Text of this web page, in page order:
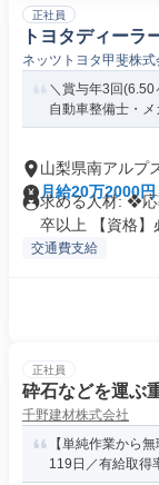
正社員
トヨタディーラ
ネッツトヨタ甲斐株式
＼賞与年3回(6.50
自動車整備士・メ
山梨県南アルプ
月給20万2000
求める人材: ❖応
卒以上 【資格】
交通費支給
正社員
砕石などを運ぶ
千野建材株式会社
【単純作業から
119日／有給取得